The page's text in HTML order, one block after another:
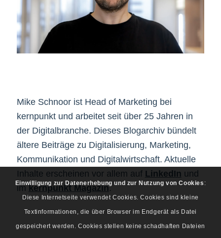
Mike Schnoor ist Head of Marketing bei
kernpunkt und arbeitet seit über 25 Jahren in
der Digitalbranche. Dieses Blogarchiv bündelt
ältere Beiträge zu Digitalisierung, Marketing,
Kommunikation und Digitalwirtschaft. Aktuelle
Inhalte erscheinen vor allem auf LinkedIn und
imkernpunkt Magazin.
Einwilligung zur Datenerhebung und zur Nutzung von Cookies :
Diese Internetseite verwendet Cookies. Cookies sind kleine
Textinformationen, die über Browser im Endgerät als Datei
gespeichert werden. Cookies stellen keine schadhaften Dateien